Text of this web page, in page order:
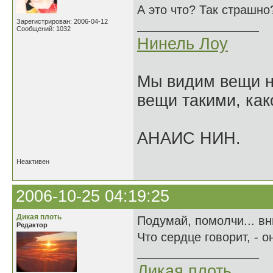
Зарегистрирован: 2006-04-12
Сообщений: 1032
А это что? Так
Нинель Лоу
Мы видим вещи
вещи такими,
АНАИС НИН.
Неактивен
2006-10-25 04:19:25
Дикая плоть
Редактор
Подумай, помолчи...
Что сердце говорит, -